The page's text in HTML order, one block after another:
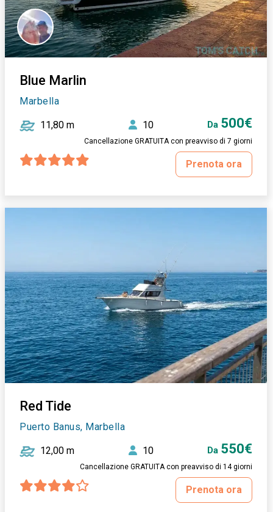
Blue Marlin
Marbella
11,80 m 10 Da 500€
Cancellazione GRATUITA con preavviso di 7 giorni
Prenota ora
Red Tide
Puerto Banus, Marbella
12,00 m 10 Da 550€
Cancellazione GRATUITA con preavviso di 14 giorni
Prenota ora